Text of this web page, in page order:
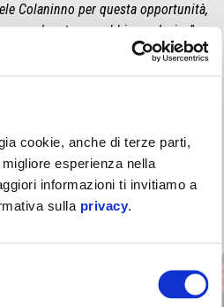
cookie, anche di terze parti,
esperienza nella
informazioni ti invitiamo a
sulla privacy
Colaninno per questa opportunità,
perdere tempo abbiamo deciso”.
APRILIA
REPLICA